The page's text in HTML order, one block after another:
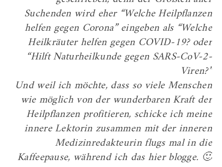
Suchenden wird eher “Welche Heilpflanzen
helfen gegen Corona” eingeben als “Welche
Heilkräuter helfen gegen COVID-19? oder
“Hilft Naturheilkunde gegen SARS-CoV-2-
Viren?”
Und weil ich möchte, dass so viele Menschen
wie möglich von der wunderbaren Kraft der
Heilpflanzen profitieren, schicke ich meine
innere Lektorin zusammen mit der inneren
Medizinredakteurin flugs mal in die
Kaffeepause, während ich das hier blogge. 🙂